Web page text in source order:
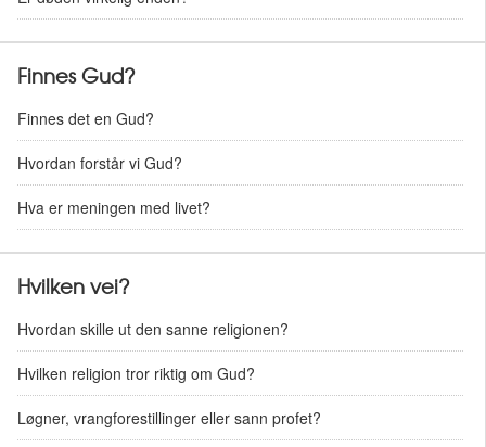
Finnes Gud?
Finnes det en Gud?
Hvordan forstår vi Gud?
Hva er meningen med livet?
Hvilken vei?
Hvordan skille ut den sanne religionen?
Hvilken religion tror riktig om Gud?
Løgner, vrangforestillinger eller sann profet?